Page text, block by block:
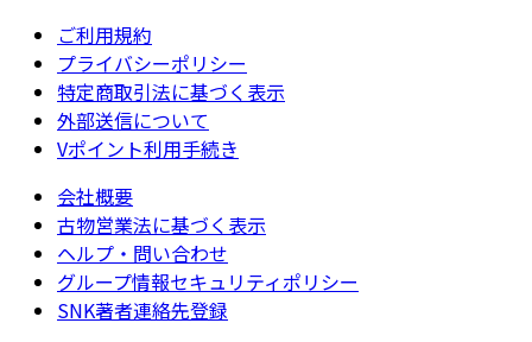
ご利用規約
プライバシーポリシー
特定商取引法に基づく表示
外部送信について
Vポイント利用手続き
会社概要
古物営業法に基づく表示
ヘルプ・問い合わせ
グループ情報セキュリティポリシー
SNK著者連絡先登録